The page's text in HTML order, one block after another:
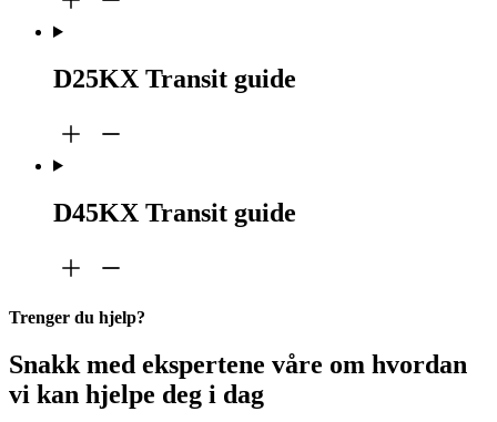
D25KX Transit guide
D45KX Transit guide
Trenger du hjelp?
Snakk med ekspertene våre om hvordan
vi kan hjelpe deg i dag